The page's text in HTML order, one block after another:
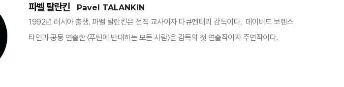
파벨 탈란킨
Pavel TALANKIN
1992년 러시아 출생. 파벨 탈란킨은 전직 교사이자 다큐멘터리 감독이다. 데이비드 보렌스
타인과 공동 연출한 〈푸틴에 반대하는 모든 사람〉은 감독의 첫 연출작이자 주연작이다.